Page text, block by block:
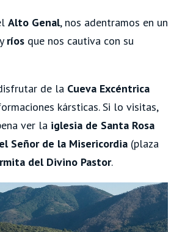
Alto Genal, nos adentramos en un
y ríos que nos cautiva con su
de la Cueva Excéntrica
kársticas. Si lo visitas,
ver la iglesia de Santa Rosa
Señor de la Misericordia (plaza
del Divino Pastor.